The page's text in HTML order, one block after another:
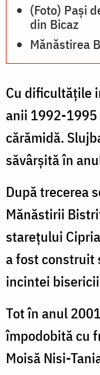
(Foto) Pași
din Bicaz
Mănăstirea
Cu dificultățile
anii 1992-
cărămidă.
săvârșită în
După trecerea
Mănăstirii
starețului
a fost construit
incintei
Tot în anul
împodobită cu
Moisă Nisi-